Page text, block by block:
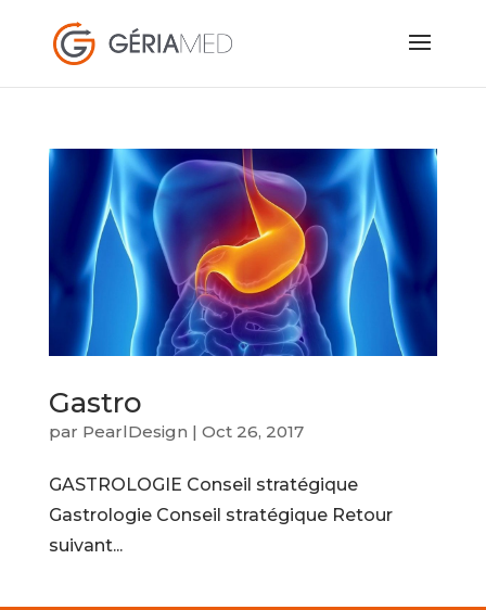
Gastro
par PearlDesign | Oct 26, 2017
GASTROLOGIE Conseil stratégique
Gastrologie Conseil stratégique Retour
suivant...